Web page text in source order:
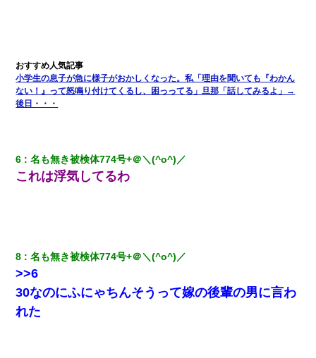
だ！」私「いいけど弁護士通して。私も請求する」夫「」
【驚愕】5000円でＪＫと行為してきたが後悔しかない…
走り回っていて…
う。会社「仕事がハードだし田舎で娯楽も少ないからキツイの
か…」→ 実際は違った
【戦争】不妊の俺嫁に弟嫁が2日間4歳児を託児 俺嫁はそこまで気
にしてなかったが、あまりにも子供が俺嫁に懐くので最後らへん
顔引きつってた → そして弟嫁が迎えに来た翌日…
小学生の息子が急に様子がおかしくなった。私「理由を聞いても『わかん
ない！』って怒鳴り付けてくるし、困っってる」旦那「話してみるよ」→
後日・・・
6 名も無き被検体774号+＠＼(^o^)／
これは浮気してるわ
8 名も無き被検体774号+＠＼(^o^)／
>>6
30なのにふにゃちんそうって嫁の後輩の男に言わ
れた